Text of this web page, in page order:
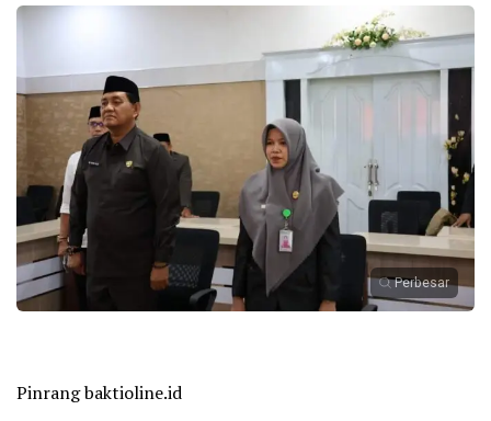
Perbesar
Pinrang baktioline.id